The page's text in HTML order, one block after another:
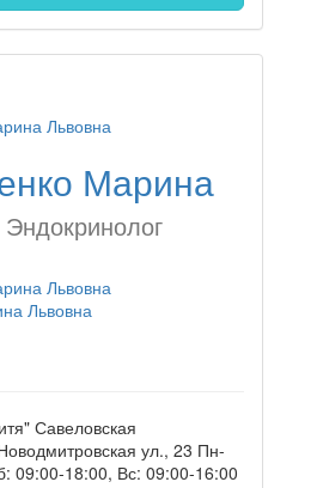
Марина
Эндокринолог
Львовна
Савеловская
ул., 23 Пн-
09:00-18:00, Вс: 09:00-16:00